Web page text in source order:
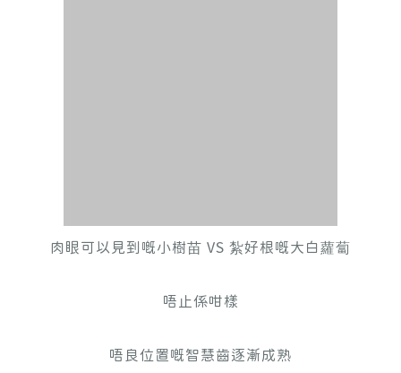
肉眼可以見到嘅小樹苗 VS 紮好根嘅大白蘿蔔
唔止係咁樣
唔良位置嘅智慧齒逐漸成熟